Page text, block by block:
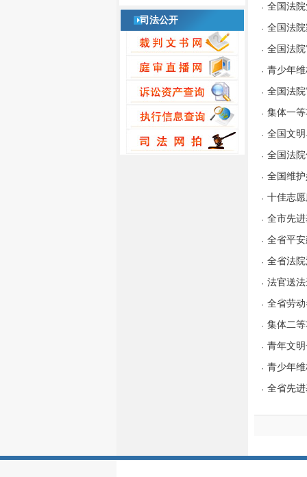
司法公开
· 全国法
· 全国法
· 全国法
· 青少年
· 全国法
· 集体一
· 全国文
· 全国法
· 全国维
· 十佳志
· 全市先
· 全省平
· 全省法
· 法官送
· 全省劳
· 集体二
· 青年文
· 青少年
· 全省先